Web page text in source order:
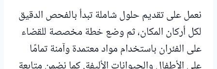
نعمل على تقديم حلول شاملة تبدأ بالفحص الدقيق
لكل أركان المكان، ثم وضع خطة مخصصة للقضاء
على الفئران باستخدام مواد معتمدة وآمنة تمامًا